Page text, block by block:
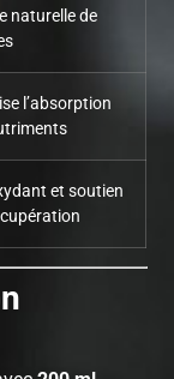
naturelle de
l’absorption
et soutien